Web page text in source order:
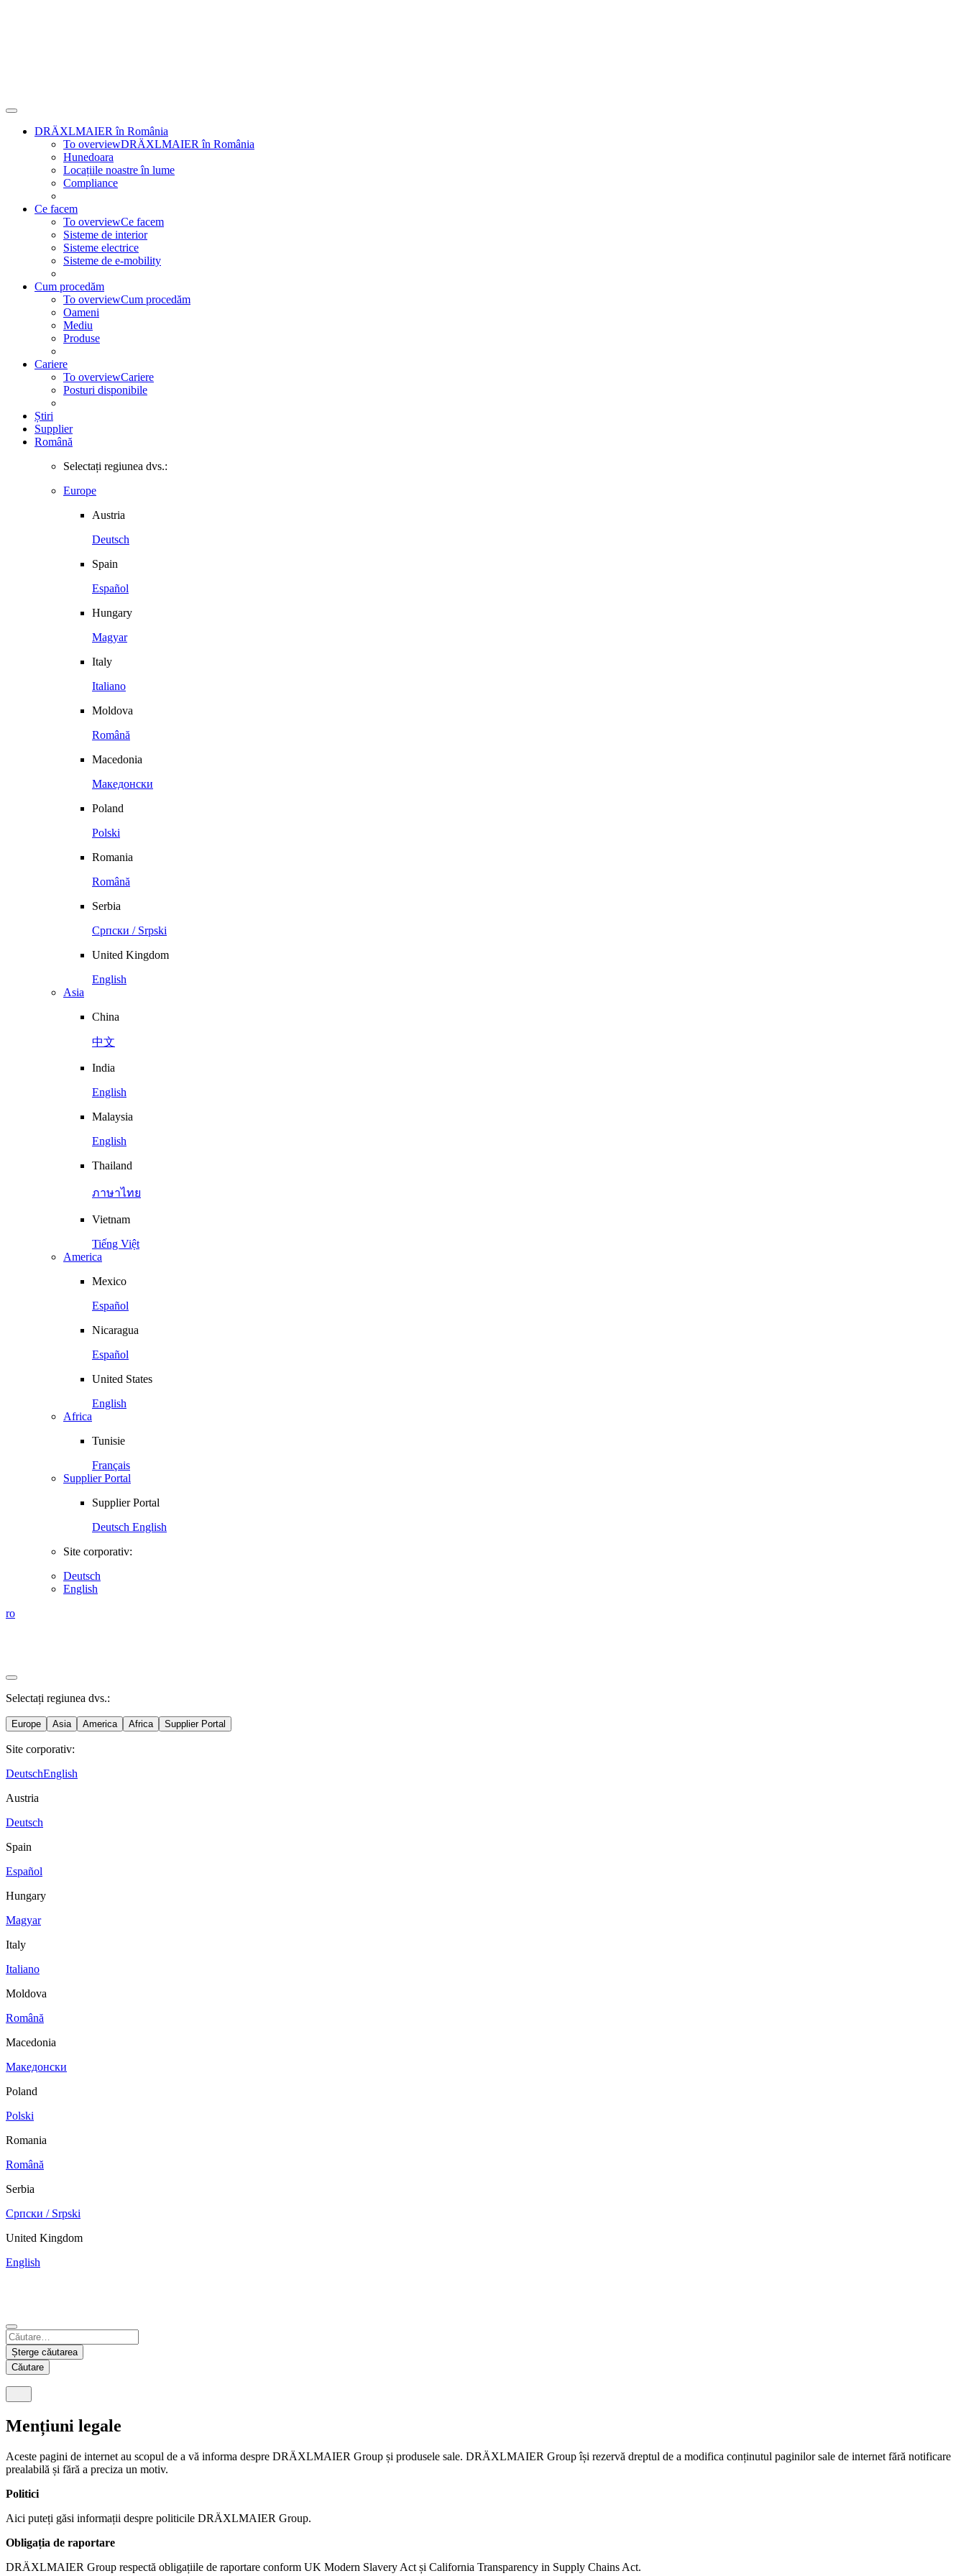
DRÄXLMAIER în România
To overviewDRÄXLMAIER în România
Hunedoara
Locațiile noastre în lume
Compliance
Ce facem
To overviewCe facem
Sisteme de interior
Sisteme electrice
Sisteme de e-mobility
Cum procedăm
To overviewCum procedăm
Oameni
Mediu
Produse
Cariere
To overviewCariere
Posturi disponibile
Știri
Supplier
Română
Selectați regiunea dvs.:
Europe
Austria
Deutsch
Spain
Español
Hungary
Magyar
Italy
Italiano
Moldova
Română
Macedonia
Македонски
Poland
Polski
Romania
Română
Serbia
Српски / Srpski
United Kingdom
English
Asia
China
中文
India
English
Malaysia
English
Thailand
ภาษาไทย
Vietnam
Tiếng Việt
America
Mexico
Español
Nicaragua
Español
United States
English
Africa
Tunisie
Français
Supplier Portal
Supplier Portal
Deutsch English
Site corporativ:
Deutsch
English
ro
Selectați regiunea dvs.:
Europe Asia America Africa Supplier Portal
Site corporativ:
DeutschEnglish
Austria
Deutsch
Spain
Español
Hungary
Magyar
Italy
Italiano
Moldova
Română
Macedonia
Македонски
Poland
Polski
Romania
Română
Serbia
Српски / Srpski
United Kingdom
English
India
English
Malaysia
Thailand
ภาษาไทย
Vietnam
Tiếng Việt
Nicaragua
Español
United States
Șterge căutarea
Căutare
Mențiuni legale
Aceste pagini de internet au scopul de a vă informa despre DRÄXLMAIER Group și produsele sale. DRÄXLMAIER Group își rezervă dreptul de a modifica conținutul paginilor sale de internet fără notificare
prealabilă și fără a preciza un motiv.
Politici
Aici puteți găsi informații despre politicile DRÄXLMAIER Group.
Obligația de raportare
DRÄXLMAIER Group respectă obligațiile de raportare conform UK Modern Slavery Act și California Transparency in Supply Chains Act.